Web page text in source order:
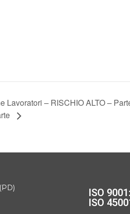
Lavoratori – RISCHIO ALTO –
ISO
ISO